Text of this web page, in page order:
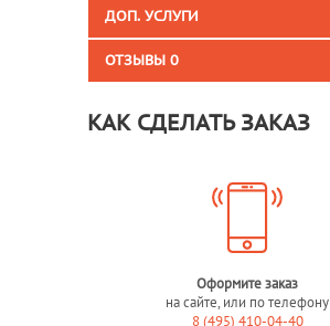
ДОП. УСЛУГИ
ОТЗЫВЫ 0
КАК СДЕЛАТЬ ЗАКАЗ
Оформите заказ
на сайте, или по телефону
8 (495) 410-04-40